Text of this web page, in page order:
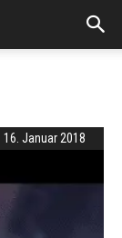
16. Januar 2018